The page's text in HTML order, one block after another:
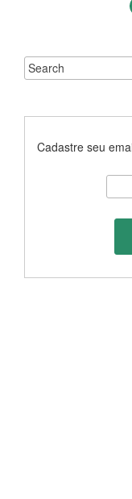
Cadastre seu